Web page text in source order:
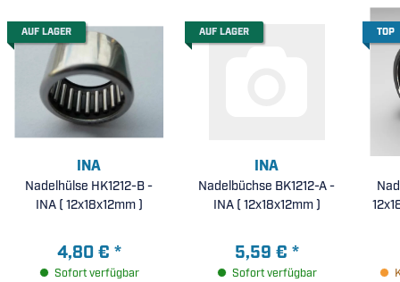
AUF LAGER
INA
Nadelhülse HK1212-B -
INA ( 12x18x12mm )
4,80 € *
Sofort verfügbar
AUF LAGER
INA
Nadelbüchse BK1212-A -
INA ( 12x18x12mm )
5,59 € *
Sofort verfügbar
TOP